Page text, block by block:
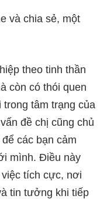
và chia sẻ, một
theo tinh thần
còn có thói quen
tâm trạng của
đề chị cũng chủ
các bạn cảm
mình. Điều này
tích cực, nơi
tin tưởng khi tiếp